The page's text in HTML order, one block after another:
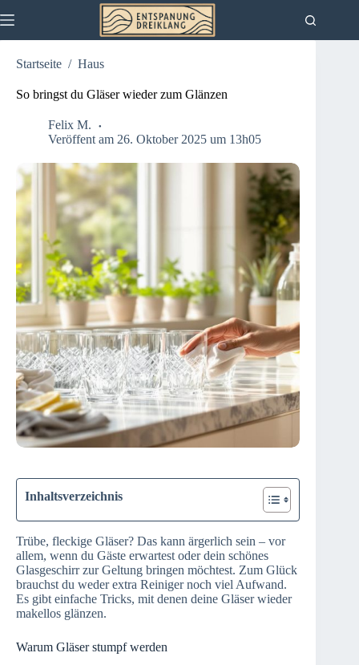
Inhalt
Startseite / Haus
So bringst du Gläser wieder zum Glänzen
Felix M.
Veröffent am 26. Oktober 2025 um 13h05
Inhaltsverzeichnis
Trübe, fleckige Gläser? Das kann ärgerlich sein – vor
allem, wenn du Gäste erwartest oder dein schönes
Glasgeschirr zur Geltung bringen möchtest. Zum Glück
brauchst du weder extra Reiniger noch viel Aufwand.
Es gibt einfache Tricks, mit denen deine Gläser wieder
makellos glänzen.
Warum Gläser stumpf werden